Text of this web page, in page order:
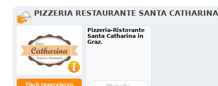
PIZZERIA RESTAURANTE SANTA CATHARINA
Tisch reservieren
Pizzeria-Ristorante
Santa Catharina in
Graz.